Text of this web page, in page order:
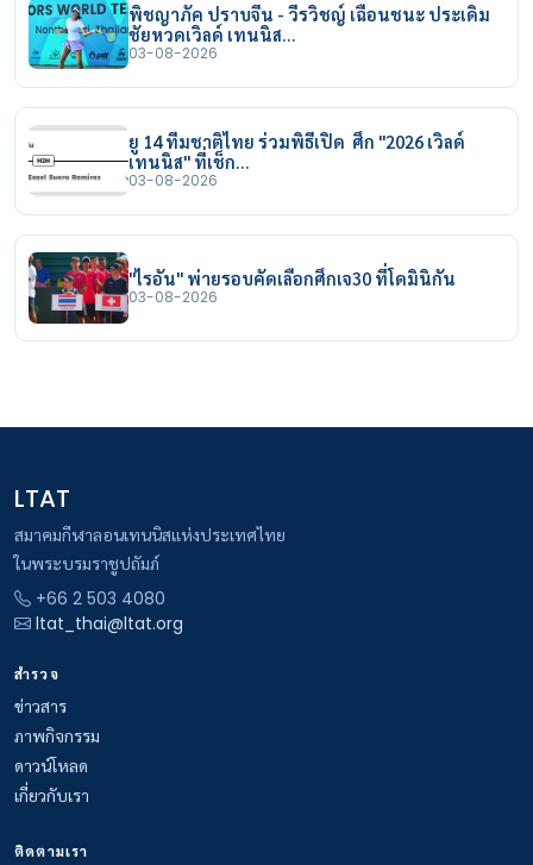
พิชญาภัค ปราบจีน - วีรวิชญ์ เฉือนชนะ ประเดิม
ชัยหวดเวิลด์ เทนนิส…
03-08-2026
ยู 14 ทีมชาติไทย ร่วมพิธีเปิด ศึก "2026 เวิลด์
เทนนิส" ที่เช็ก…
03-08-2026
"ไรอัน" พ่ายรอบคัดเลือกศึกเจ30 ที่โดมินิกัน
03-08-2026
LTAT
สมาคมกีฬาลอนเทนนิสแห่งประเทศไทย
ในพระบรมราชูปถัมภ์
+66 2 503 4080
ltat_thai@ltat.org
สำรวจ
ข่าวสาร
ภาพกิจกรรม
ดาวน์โหลด
เกี่ยวกับเรา
ติดตามเรา